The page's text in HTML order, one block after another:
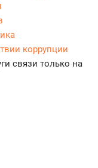
коррупции
связи только на